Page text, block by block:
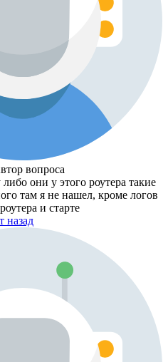
вопроса
либо они у этого роутера такие
там я не нашел, кроме логов
и старте
назад